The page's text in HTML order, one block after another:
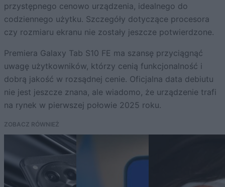
przystępnego cenowo urządzenia, idealnego do
codziennego użytku. Szczegóły dotyczące procesora
czy rozmiaru ekranu nie zostały jeszcze potwierdzone.
Premiera Galaxy Tab S10 FE ma szansę przyciągnąć
uwagę użytkowników, którzy cenią funkcjonalność i
dobrą jakość w rozsądnej cenie. Oficjalna data debiutu
nie jest jeszcze znana, ale wiadomo, że urządzenie trafi
na rynek w pierwszej połowie 2025 roku.
ZOBACZ RÓWNIEŻ